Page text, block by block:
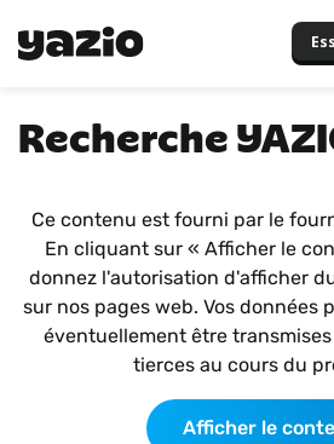
Recherche
Ce contenu est fourni par le
En cliquant sur « Afficher le
donnez l'autorisation d'afficher
sur nos pages web. Vos données
éventuellement être
tierces au cours du
Afficher le